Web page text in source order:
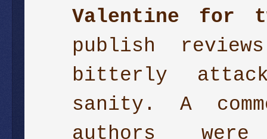
Valentine for
publish
bitterly
sanity. A
authors